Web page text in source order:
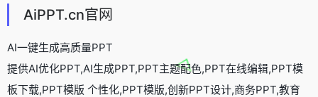
AiPPT.cn官网
AI一键生成高质量PPT
提供AI优化PPT,AI生成PPT,PPT主题配色,PPT在线编辑,PPT模
板下载,PPT模版 个性化,PPT模版,创新PPT设计,商务PPT,教育